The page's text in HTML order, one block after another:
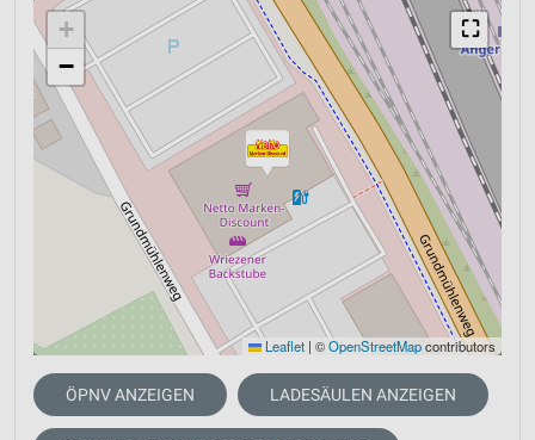
⛶
+
−
Leaflet | ©OpenStreetMapcontributors
ÖPNV ANZEIGEN LADESÄULEN ANZEIGEN